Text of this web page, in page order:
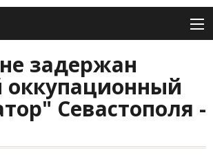
задержан
Севастополя -